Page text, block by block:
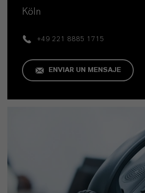
Köln
+49 221 8885 1715
ENVIAR UN MENSAJE